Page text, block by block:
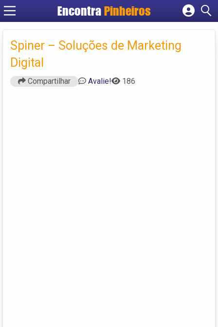
EncontraPinheiros
Cadastrar empresa
Criar conta
Spiner – Soluções de Marketing
Digital
Compartilhar Avalie! 186